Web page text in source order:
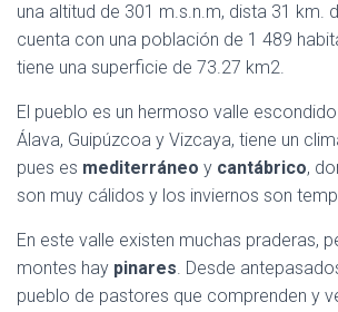
una altitud de 301 m.s.n.m, dista 31 km.
cuenta con una población de 1 489
tiene una superficie de 73.27 km2.
El pueblo es un hermoso valle
Álava, Guipúzcoa y Vizcaya, tiene un
pues es mediterráneo y cantábrico,
son muy cálidos y los inviernos son
En este valle existen muchas praderas,
montes hay pinares. Desde
pueblo de pastores que comprenden y